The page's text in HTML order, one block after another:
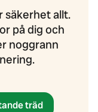
säkerhet allt.
på dig och
noggrann
träd